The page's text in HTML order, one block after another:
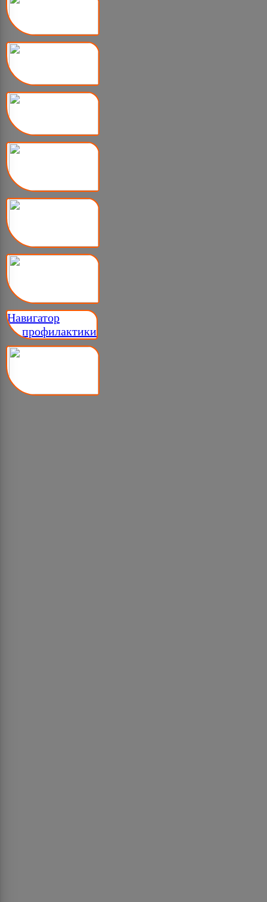
Навигатор
__ профилактики